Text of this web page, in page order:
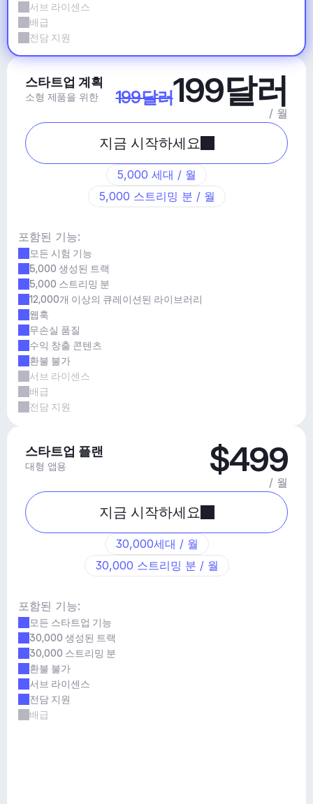
서브 라이센스
배급
전담 지원
스타트업 계획
소형 제품을 위한 199달러199달러
/ 월
지금 시작하세요
5,000 세대 / 월
5,000 스트리밍 분 / 월
포함된 기능:
모든 시험 기능
5,000 생성된 트랙
5,000 스트리밍 분
12,000개 이상의 큐레이션된 라이브러리
웹훅
무손실 품질
수익 창출 콘텐츠
환불 불가
서브 라이센스
배급
전담 지원
스타트업 플랜
대형 앱용 $499
/ 월
지금 시작하세요
30,000세대 / 월
30,000 스트리밍 분 / 월
포함된 기능:
모든 스타트업 기능
30,000 생성된 트랙
30,000 스트리밍 분
환불 불가
서브 라이센스
전담 지원
배급